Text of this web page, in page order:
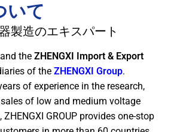
いて
製造のエキスパート
the ZHENGXI Import & Export
of the ZHENGXI Group.
of experience in the research,
of low and medium voltage
GROUP provides one-stop